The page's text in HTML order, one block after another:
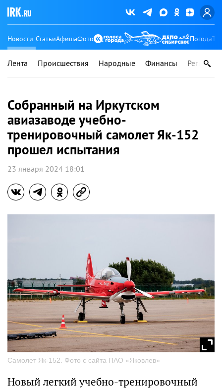
Новости СтатьиАфишаФото Погода
Лента Происшествия Народные Финансы Регионы
Собранный на Иркутском
авиазаводе учебно-
тренировочный самолет Як-152
прошел испытания
23 января 2024 18:01
Самолет Як-152. Фото с сайта ПАО «Яковлев»
Новый легкий учебно-тренировочный